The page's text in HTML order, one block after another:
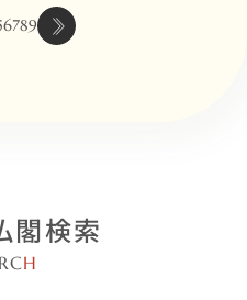
6789
閣検索
H